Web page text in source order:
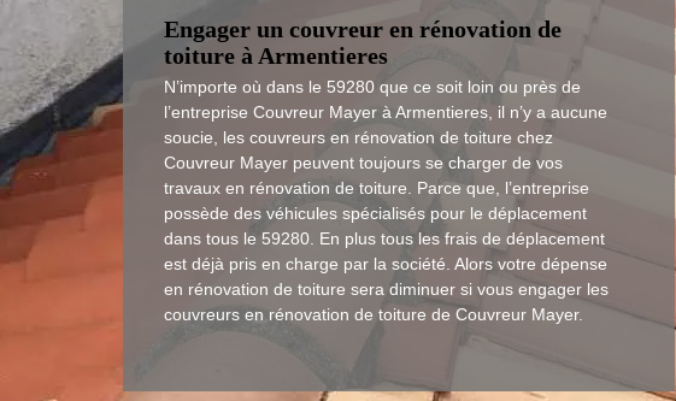
Engager un couvreur en rénovation de
toiture à Armentieres
N’importe où dans le 59280 que ce soit loin ou près de
l’entreprise Couvreur Mayer à Armentieres, il n’y a aucune
soucie, les couvreurs en rénovation de toiture chez
Couvreur Mayer peuvent toujours se charger de vos
travaux en rénovation de toiture. Parce que, l’entreprise
possède des véhicules spécialisés pour le déplacement
dans tous le 59280. En plus tous les frais de déplacement
est déjà pris en charge par la société. Alors votre dépense
en rénovation de toiture sera diminuer si vous engager les
couvreurs en rénovation de toiture de Couvreur Mayer.